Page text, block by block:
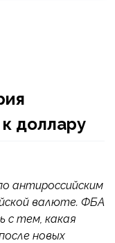
доллару
антироссийским
валюте. ФБА
с тем, какая
новых